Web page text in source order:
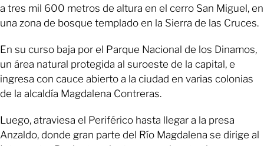
a tres mil 600 metros de altura en el cerro San Miguel, en
una zona de bosque templado en la Sierra de las Cruces.
En su curso baja por el Parque Nacional de los Dinamos,
un área natural protegida al suroeste de la capital, e
ingresa con cauce abierto a la ciudad en varias colonias
de la alcaldía Magdalena Contreras.
Luego, atraviesa el Periférico hasta llegar a la presa
Anzaldo, donde gran parte del Río Magdalena se dirige al